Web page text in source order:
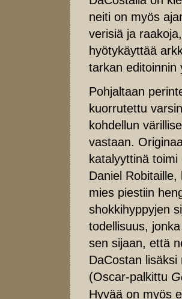
neiti on myös
verisiä ja
hyötykäyttää
tarkan editoinnin
Pohjaltaan
kuorrutettu
kohdellun
vastaan.
katalyyttinä
Daniel
mies piestiin
shokkihyppyjen
todellisuus,
sen sijaan, että
DaCostan
(Oscar-palkittu
Hyvää on myös